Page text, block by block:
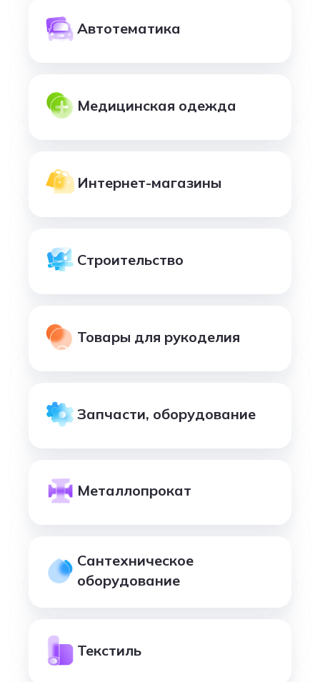
Автотематика
Медицинская одежда
Интернет-магазины
Строительство
Товары для рукоделия
Запчасти, оборудование
Металлопрокат
Сантехническое
оборудование
Текстиль